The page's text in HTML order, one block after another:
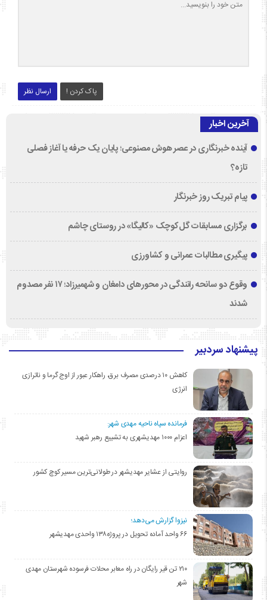
ارسال نظر پاک کردن !
آخرین اخبار
آینده خبرنگاری در عصر هوش مصنوعی؛ پایان یک حرفه یا آغاز فصلی
تازه؟
پیام تبریک روز خبرنگار
برگزاری مسابقات گل‌کوچک «کالیگا» در روستای چاشم
پیگیری مطالبات عمرانی و کشاورزی
وقوع دو سانحه رانندگی در محورهای دامغان و شهمیرزاد؛ ۱۷ نفر مصدوم
شدند
پیشنهاد سردبیر
کاهش ۱۰ درصدی مصرف برق، راهکار عبور از اوج گرما و ناترازی
انرژی
فرمانده سپاه ناحیه مهدی شهر:
اعزام ۱۰۰۰ مهدیشهری به تشییع رهبر شهید
روایتی از عشایر مهدیشهر در طولانی‌ترین مسیر کوچ کشور
نیزوا گزارش می‌دهد؛
۶۶ واحد آماده تحویل در پروژه۱۳۸ واحدی مهدیشهر
۲۱۰ تن قیر رایگان در راه معابر محلات فرسوده شهرستان مهدی
شهر